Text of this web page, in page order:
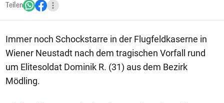
Teilen
Immer noch Schockstarre in der Flugfeldkaserne in
Wiener Neustadt nach dem tragischen Vorfall rund
um Elitesoldat Dominik R. (31) aus dem Bezirk
Mödling.